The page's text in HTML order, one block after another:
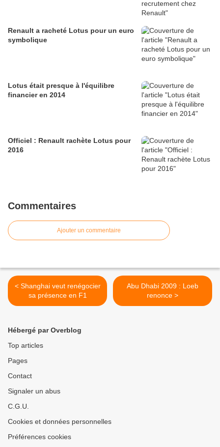
Renault a racheté Lotus pour un euro
symbolique
Lotus était presque à l'équilibre
financier en 2014
Officiel : Renault rachète Lotus pour
2016
Commentaires
Ajouter un commentaire
< Shanghai veut renégocier
sa présence en F1
Abu Dhabi 2009 : Loeb
renonce >
Hébergé par Overblog
Top articles
Pages
Contact
Signaler un abus
C.G.U.
Cookies et données personnelles
Préférences cookies